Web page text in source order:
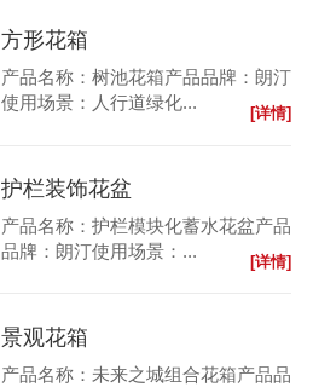
方形花箱
产品名称：树池花箱产品品牌：朗汀
使用场景：人行道绿化...
[详情]
护栏装饰花盆
产品名称：护栏模块化蓄水花盆产品
品牌：朗汀使用场景：...
[详情]
景观花箱
产品名称：未来之城组合花箱产品品